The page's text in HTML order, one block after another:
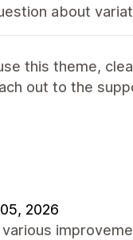
about
this theme,
out to the
2026